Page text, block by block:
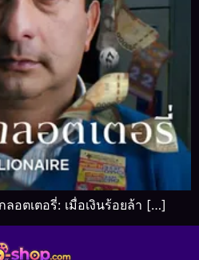
อตเตอรี่: เมื่อเงินร้อยล้า […]